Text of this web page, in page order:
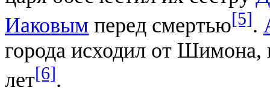
Иаковым перед смертью[5].
города исходил от Шимона,
лет[6].